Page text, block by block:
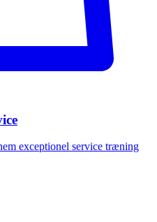
exceptionel service træning